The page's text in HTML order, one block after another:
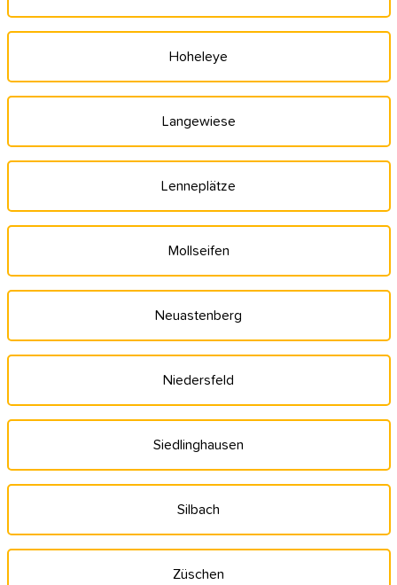
Hoheleye
Langewiese
Lenneplätze
Mollseifen
Neuastenberg
Niedersfeld
Siedlinghausen
Silbach
Züschen